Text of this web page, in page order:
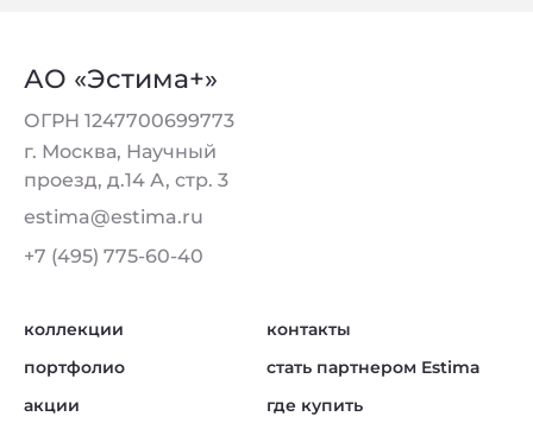
АО «Эстима+»
ОГРН 1247700699773
г. Москва, Научный
проезд, д.14 А, стр. 3
estima@estima.ru
+7 (495) 775-60-40
коллекции
портфолио
акции
контакты
стать партнером Estima
где купить